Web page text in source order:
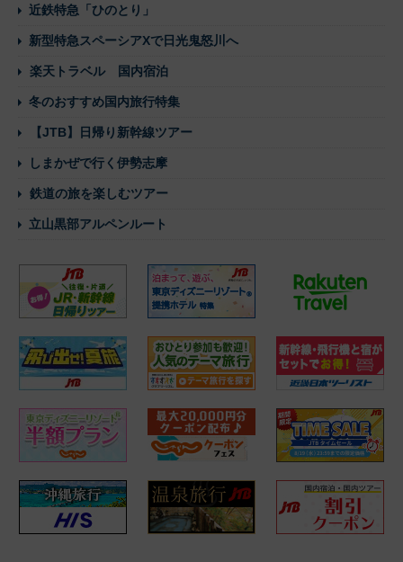
近鉄特急「ひのとり」
新型特急スペーシアXで日光鬼怒川へ
楽天トラベル 国内宿泊
冬のおすすめ国内旅行特集
【JTB】日帰り新幹線ツアー
しまかぜで行く伊勢志摩
鉄道の旅を楽しむツアー
立山黒部アルペンルート